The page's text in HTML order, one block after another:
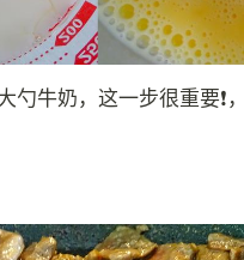
勺牛奶，这一步很重要❗️